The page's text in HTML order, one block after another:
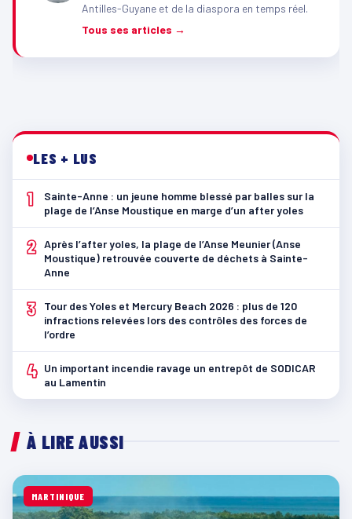
Antilles-Guyane et de la diaspora en temps réel.
Tous ses articles →
LES + LUS
1
Sainte-Anne : un jeune homme blessé par balles sur la
plage de l’Anse Moustique en marge d’un after yoles
2 Après l’after yoles, la plage de l’Anse Meunier (Anse
Moustique) retrouvée couverte de déchets à Sainte-
Anne
3
Tour des Yoles et Mercury Beach 2026 : plus de 120
infractions relevées lors des contrôles des forces de
l’ordre
4 Un important incendie ravage un entrepôt de SODICAR
au Lamentin
À LIRE AUSSI
MARTINIQUE